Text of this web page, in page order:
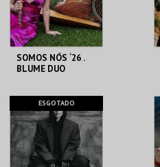
COMPRAR
SOMOS NÓS ‘26 .
BLUME DUO
CASA DA
CRIATIVIDADE
MAIS INFO
ESGOTADO